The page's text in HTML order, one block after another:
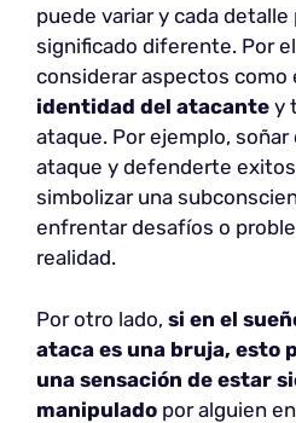
puede variar y cada
significado diferente. Por
considerar aspectos como
identidad del atacante y
ataque. Por ejemplo,
ataque y defenderte
simbolizar una
enfrentar desafíos o
realidad.
Por otro lado, si en el
ataca es una bruja, esto
una sensación de estar
manipulado por alguien